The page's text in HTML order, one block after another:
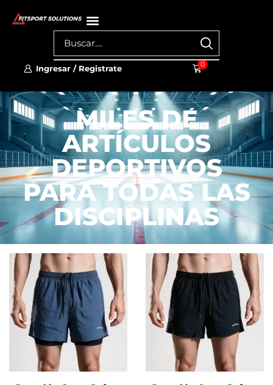
Ingresar / Registrate 0
MILES DE
ARTÍCULOS
DEPORTIVOS
PARA TODAS LAS
DISCIPLINAS